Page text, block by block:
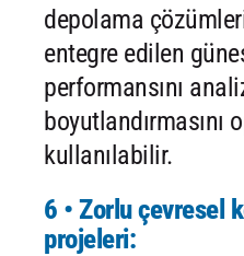
depolama
entegre edilen
performansını
kullanılabilir.
6 • Zorlu çevresel
projeleri: